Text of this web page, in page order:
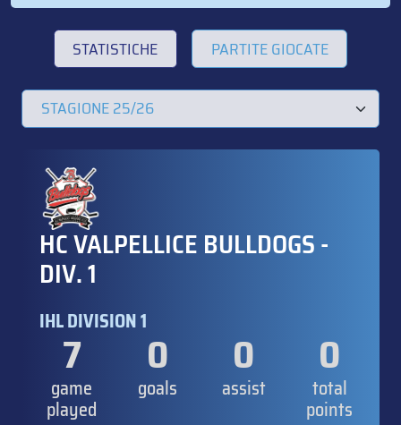
STATISTICHE PARTITE GIOCATE
HC VALPELLICE BULLDOGS -
DIV. 1
IHL DIVISION 1
7
game
played
0
goals
0
assist
0
total
points